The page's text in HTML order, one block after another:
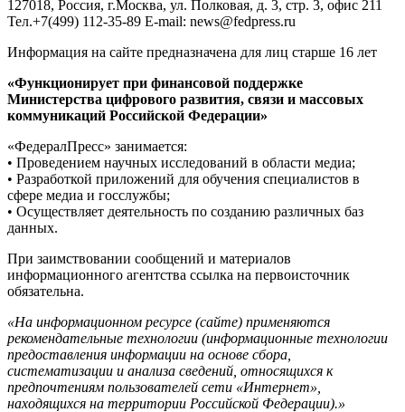
127018, Россия, г.Москва, ул. Полковая, д. 3, стр. 3, офис 211
Тел.+7(499) 112-35-89 E-mail: news@fedpress.ru
Информация на сайте предназначена для лиц старше 16 лет
«Функционирует при финансовой поддержке
Министерства цифрового развития, связи и массовых
коммуникаций Российской Федерации»
«ФедералПресс» занимается:
• Проведением научных исследований в области медиа;
• Разработкой приложений для обучения специалистов в
сфере медиа и госслужбы;
• Осуществляет деятельность по созданию различных баз
данных.
При заимствовании сообщений и материалов
информационного агентства ссылка на первоисточник
обязательна.
«На информационном ресурсе (сайте) применяются
рекомендательные технологии (информационные технологии
предоставления информации на основе сбора,
систематизации и анализа сведений, относящихся к
предпочтениям пользователей сети «Интернет»,
находящихся на территории Российской Федерации).»